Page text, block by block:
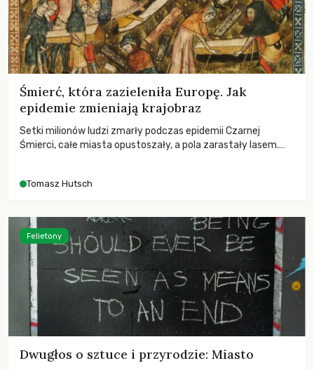
Śmierć, która zazieleniła Europę. Jak
epidemie zmieniają krajobraz
Setki milionów ludzi zmarły podczas epidemii Czarnej
Śmierci, całe miasta opustoszały, a pola zarastały lasem.
największych katastrof w swoich dziejach.
Tomasz Hutsch
Dwugłos o sztuce i przyrodzie: Miasto
Felietony